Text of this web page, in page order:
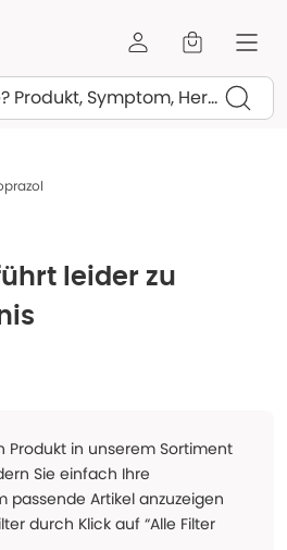
leider zu
Produkt in unserem Sortiment
Sie einfach Ihre
passende Artikel anzuzeigen
durch Klick auf “Alle Filter